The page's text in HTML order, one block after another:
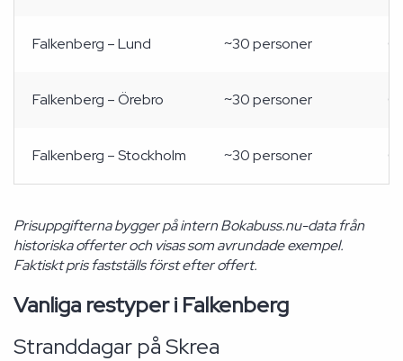
Falkenberg – Lund ~30 personer
Falkenberg – Örebro ~30 personer
Falkenberg – Stockholm ~30 personer
Prisuppgifterna bygger på intern Bokabuss.nu-data från
historiska offerter och visas som avrundade exempel.
Faktiskt pris fastställs först efter offert.
Vanliga restyper i Falkenberg
Stranddagar på Skrea